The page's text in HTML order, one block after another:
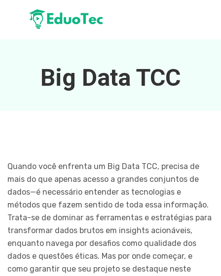
Big Data TCC
Quando você enfrenta um Big Data TCC, precisa de
mais do que apenas acesso a grandes conjuntos de
dados—é necessário entender as tecnologias e
métodos que fazem sentido de toda essa informação.
Trata-se de dominar as ferramentas e estratégias para
transformar dados brutos em insights acionáveis,
enquanto navega por desafios como qualidade dos
dados e questões éticas. Mas por onde começar, e
como garantir que seu projeto se destaque neste